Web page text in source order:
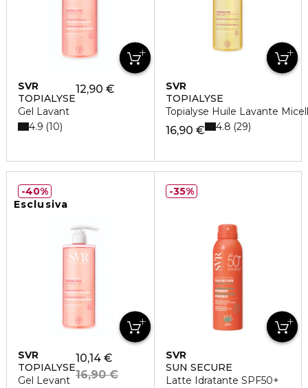
SVR
TOPIALYSE
Gel Lavant
12,90 €
4.9 10
SVR
TOPIALYSE
Topialyse Huile Lavante
16,90 € 4.8 29
Esclusiva
SVR
TOPIALYSE
Gel Levant
10,14 €
16,90 €
40%
SVR
SUN SECURE
Latte Idratante SPF50+
35%